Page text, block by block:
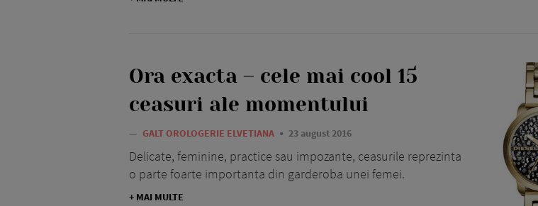
Ora exacta – cele mai cool 15
ceasuri ale momentului
— GALT OROLOGERIE ELVETIANA 23 august 2016
Delicate, feminine, practice sau impozante, ceasurile reprezinta
o parte foarte importanta din garderoba unei femei.
+ MAI MULTE